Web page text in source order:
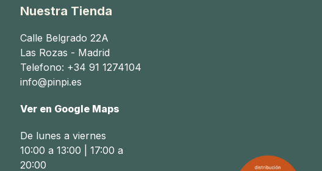
Nuestra Tienda
Calle Belgrado 22A
Las Rozas - Madrid
Telefono: +34 91 1274104
info@pinpi.es
Ver en Google Maps
De lunes a viernes
10:00 a 13:00 | 17:00 a
20:00